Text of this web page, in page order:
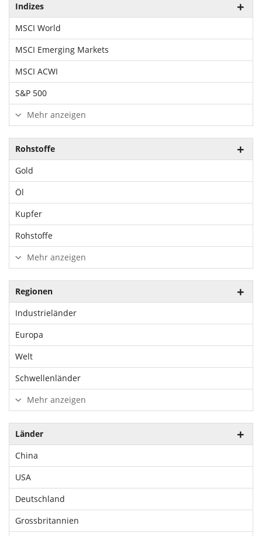
Indizes
MSCI World
MSCI Emerging Markets
MSCI ACWI
S&P 500
Mehr anzeigen
Rohstoffe
Gold
Öl
Kupfer
Rohstoffe
Mehr anzeigen
Regionen
Industrieländer
Europa
Welt
Schwellenländer
Mehr anzeigen
Länder
China
USA
Deutschland
Grossbritannien